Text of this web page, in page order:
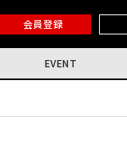
会員登録
EVENT